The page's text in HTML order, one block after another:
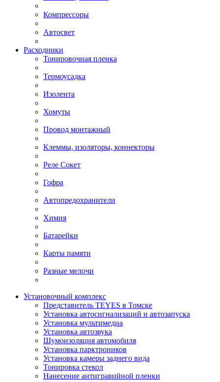
Компрессоры
Автосвет
Расходники
Тонировочная пленка
Термоусадка
Изолента
Хомуты
Провод монтажный
Клеммы, изоляторы, коннекторы
Реле Сокет
Гофра
Автопредохранители
Химия
Батарейки
Карты памяти
Разные мелочи
Установочный комплекс
Представитель TEYES в Томске
Установка автосигнализаций и автозапуска
Установка мультимедиа
Установка автозвука
Шумоизоляция автомобиля
Установка парктроников
Установка камеры заднего вида
Тонировка стекол
Нанесение антигравийной пленки